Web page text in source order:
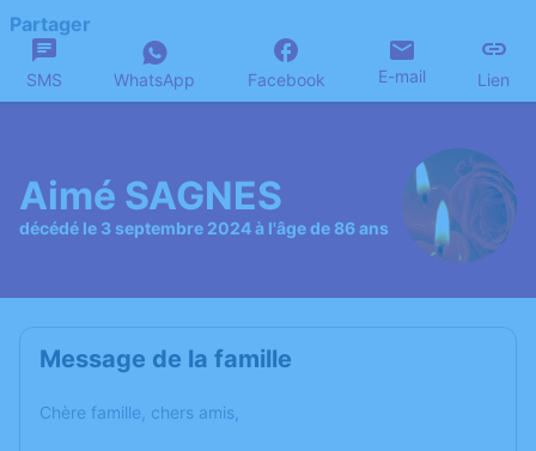
Partager
SMS WhatsApp Facebook E-mail Lien
Aimé SAGNES
décédé le 3 septembre 2024 à l'âge de 86 ans
Message de la famille
Chère famille, chers amis,